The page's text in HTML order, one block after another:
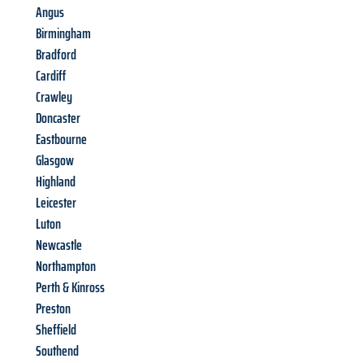
Angus
Birmingham
Bradford
Cardiff
Crawley
Doncaster
Eastbourne
Glasgow
Highland
Leicester
Luton
Newcastle
Northampton
Perth & Kinross
Preston
Sheffield
Southend